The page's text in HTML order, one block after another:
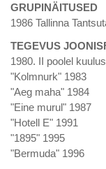
GRUPINÄITUSED
1986 Tallinna
TEGEVUS
1980. II poolel
"Kolmnurk" 1983
"Aeg maha" 1984
"Eine murul" 1987
"Hotell E" 1991
"1895" 1995
"Bermuda" 1996